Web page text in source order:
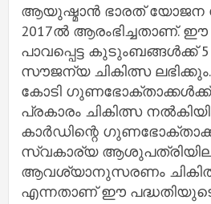
ആയുഷ്മാന്‍ ഭാരത് യോജന
2017ല്‍ ആരംഭിച്ചതാണ്. ഈ
പാവപ്പെട്ട കുടുംബങ്ങള്‍ക്ക്
സൗജന്യ ചികിത്സ
കോടി
പ്രകാരം ചികിത്സ
കാര്‍ഡിന്റെ
സ്വകാര്യ
ആവശ്യാനുസരണം
എന്നതാണ് ഈ